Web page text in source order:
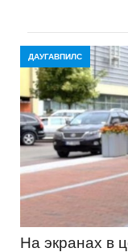
ДАУГАВПИЛС
На экранах в